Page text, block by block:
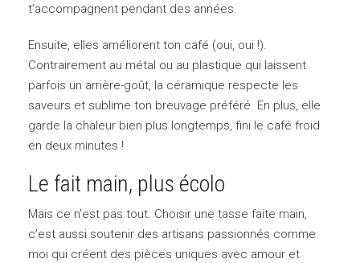
t’accompagnent pendant des années.
Ensuite, elles améliorent ton café (oui, oui !).
Contrairement au métal ou au plastique qui laissent
parfois un arrière-goût, la céramique respecte les
saveurs et sublime ton breuvage préféré. En plus, elle
garde la chaleur bien plus longtemps, fini le café froid
en deux minutes !
Le fait main, plus écolo
Mais ce n’est pas tout. Choisir une tasse faite main,
c’est aussi soutenir des artisans passionnés comme
moi qui créent des pièces uniques avec amour et